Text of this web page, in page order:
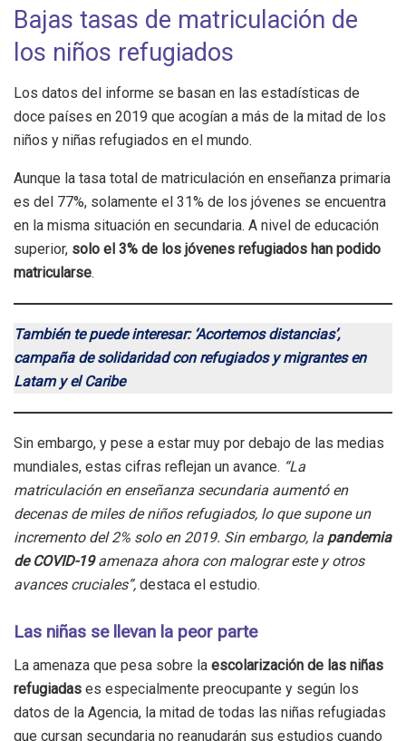
Bajas tasas de matriculación de
los niños refugiados
Los datos del informe se basan en las estadísticas de
doce países en 2019 que acogían a más de la mitad de los
niños y niñas refugiados en el mundo.
Aunque la tasa total de matriculación en enseñanza primaria
es del 77%, solamente el 31% de los jóvenes se encuentra
en la misma situación en secundaria. A nivel de educación
superior, solo el 3% de los jóvenes refugiados han podido
matricularse.
También te puede interesar: ‘Acortemos distancias’,
campaña de solidaridad con refugiados y migrantes en
Latam y el Caribe
Sin embargo, y pese a estar muy por debajo de las medias
mundiales, estas cifras reflejan un avance. “La
matriculación en enseñanza secundaria aumentó en
decenas de miles de niños refugiados, lo que supone un
incremento del 2% solo en 2019. Sin embargo, la pandemia
de COVID-19amenaza ahora con malograr este y otros
avances cruciales”, destaca el estudio.
Las niñas se llevan la peor parte
La amenaza que pesa sobre la escolarización de las niñas
refugiadas es especialmente preocupante y según los
datos de la Agencia, la mitad de todas las niñas refugiadas
que cursan secundaria no reanudarán sus estudios cuando